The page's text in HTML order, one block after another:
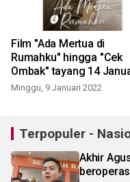
Film "Ada Mertua di
Rumahku" hingga "Cek
Ombak" tayang 14
KlikFilm
Minggu, 9 Januari 2022
Terpopuler -
Akhir